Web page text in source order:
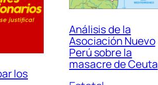
los
Análisis de la
Asociación Nuevo
Perú sobre la
masacre de Ceuta